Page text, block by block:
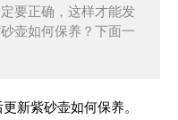
要正确，这样才能发
壶如何保养？下面一
新紫砂壶如何保养。